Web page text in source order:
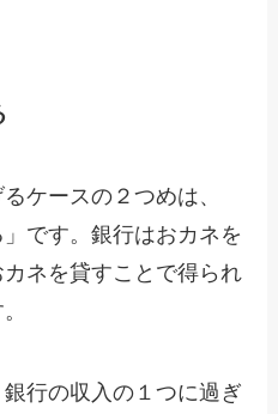
ケースの２つめは、
」です。銀行はおカネを
ネを貸すことで得られ
行の収入の１つに過ぎ